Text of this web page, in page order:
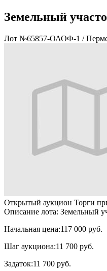
Земельный
Лот №65857-ОАОФ-1 /
Открытый аукцион Торги
Описание лота: Земельный
Начальная цена:117 000 руб.
Шаг аукциона:11 700 руб.
Задаток:11 700 руб.